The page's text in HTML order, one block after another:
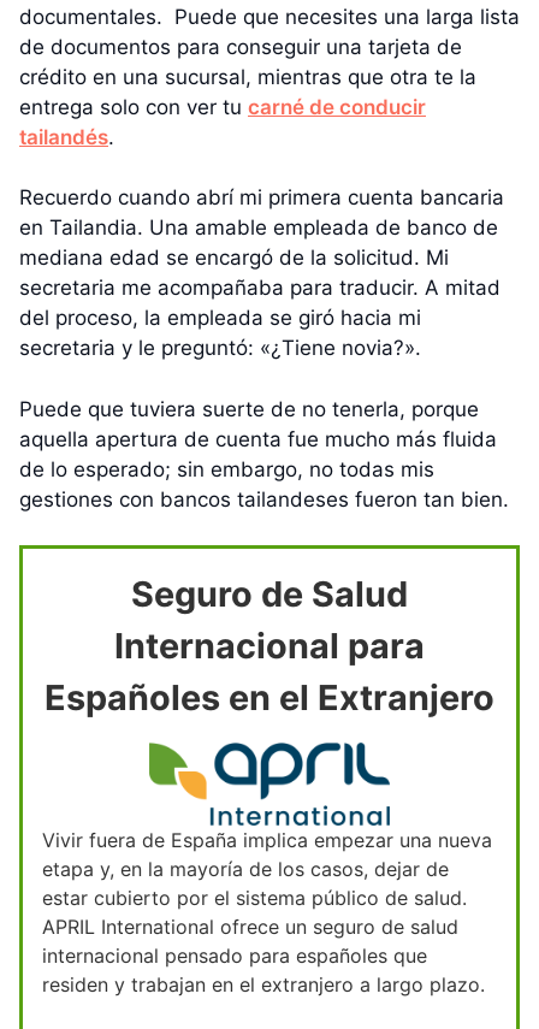
documentales. Puede que necesites una larga lista
de documentos para conseguir una tarjeta de
crédito en una sucursal, mientras que otra te la
entrega solo con ver tu carné de conducir
tailandés.
Recuerdo cuando abrí mi primera cuenta bancaria
en Tailandia. Una amable empleada de banco de
mediana edad se encargó de la solicitud. Mi
secretaria me acompañaba para traducir. A mitad
del proceso, la empleada se giró hacia mi
secretaria y le preguntó: «¿Tiene novia?».
Puede que tuviera suerte de no tenerla, porque
aquella apertura de cuenta fue mucho más fluida
de lo esperado; sin embargo, no todas mis
gestiones con bancos tailandeses fueron tan bien.
Seguro de Salud
Internacional para
Españoles en el Extranjero
Vivir fuera de España implica empezar una nueva
etapa y, en la mayoría de los casos, dejar de
estar cubierto por el sistema público de salud.
APRIL International ofrece un seguro de salud
internacional pensado para españoles que
residen y trabajan en el extranjero a largo plazo.